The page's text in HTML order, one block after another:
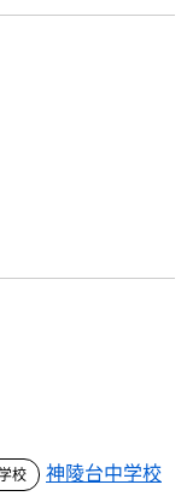
神陵台中学校